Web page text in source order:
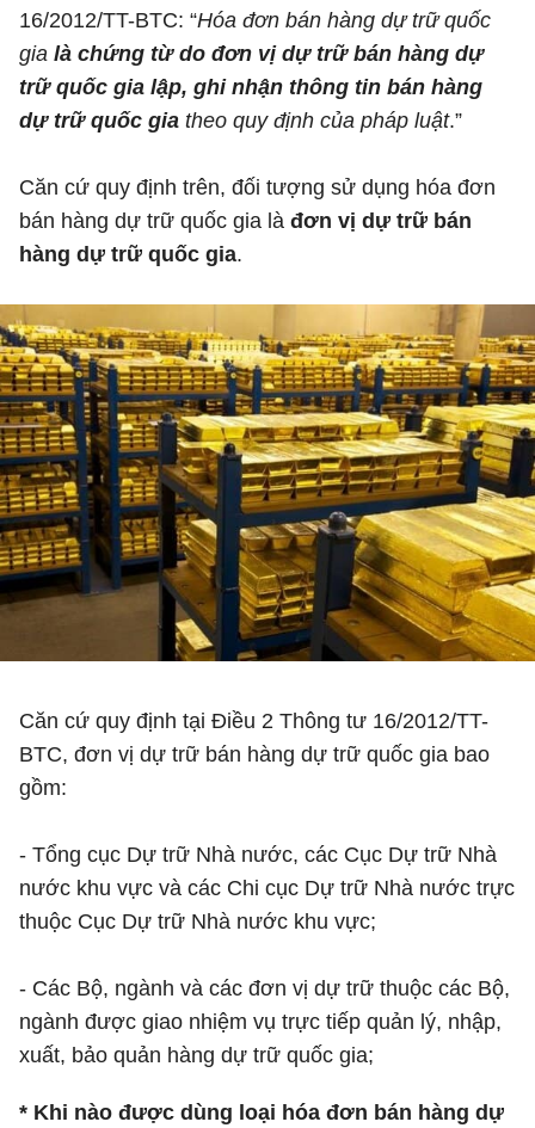
16/2012/TT-BTC: “Hóa đơn bán hàng dự trữ quốc
gia là chứng từ do đơn vị dự trữ bán hàng dự
trữ quốc gia lập, ghi nhận thông tin bán hàng
dự trữ quốc gia theo quy định của pháp luật.”
Căn cứ quy định trên, đối tượng sử dụng hóa đơn
bán hàng dự trữ quốc gia là đơn vị dự trữ bán
hàng dự trữ quốc gia.
Căn cứ quy định tại Điều 2 Thông tư 16/2012/TT-
BTC, đơn vị dự trữ bán hàng dự trữ quốc gia bao
gồm:
- Tổng cục Dự trữ Nhà nước, các Cục Dự trữ Nhà
nước khu vực và các Chi cục Dự trữ Nhà nước trực
thuộc Cục Dự trữ Nhà nước khu vực;
- Các Bộ, ngành và các đơn vị dự trữ thuộc các Bộ,
ngành được giao nhiệm vụ trực tiếp quản lý, nhập,
xuất, bảo quản hàng dự trữ quốc gia;
* Khi nào được dùng loại hóa đơn bán hàng dự